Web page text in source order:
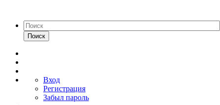
Поиск
Вход
Регистрация
Забыл пароль